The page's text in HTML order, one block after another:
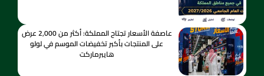
عاصفة الأسعار تجتاح المملكة: أكثر من 2,000 عرض
على المنتجات بأكبر تخفيضات الموسم في لولو
هايبرماركت